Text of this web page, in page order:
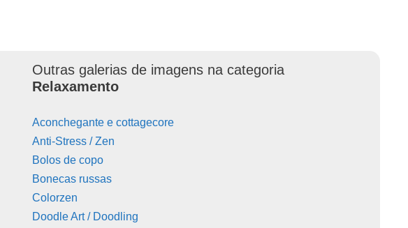
Outras galerias de imagens na categoria
Relaxamento
Aconchegante e cottagecore
Anti-Stress / Zen
Bolos de copo
Bonecas russas
Colorzen
Doodle Art / Doodling